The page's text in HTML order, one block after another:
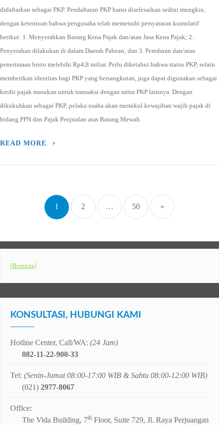
didaftarkan sebagai PKP. Pendaftaran PKP harus diselesaikan sedini mungkin,
dengan ketentuan bahwa pengusaha telah memenuhi persyaratan kumulatif
berikut: 1. Menyerahkan Barang Kena Pajak dan/atau Jasa Kena Pajak; 2.
Penyerahan dilakukan di dalam Daerah Pabean; dan 3. Peredaran dan/atau
penerimaan bruto melebihi Rp4,8 miliar. Perlu diketahui bahwa status PKP, selain
memberikan identitas bagi PKP yang bersangkutan, juga dapat digunakan sebagai
kredit pajak masukan untuk transaksi dengan mitra PKP lainnya. Dengan
dikukuhkan sebagai PKP, pelaku usaha akan memikul kewajiban wajib pajak di
bidang PPN dan Pajak Penjualan atas Barang Mewah.
READ MORE
navigation
1 2 … 50 »
[Beranda]
KONSULTASI, HUBUNGI KAMI
Hotline Center, Call/WA: (24 Jam)
082-11-22-900-33
Tel: (Senin-Jumat 08:00-17:00 WIB & Sabtu 08:00-12:00 WIB)
(021) 2977-8067
Office:
The Vida Building, 7th Floor, Suite 729, Jl. Raya Perjuangan